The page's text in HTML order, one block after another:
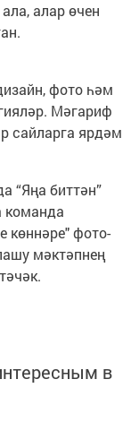
алар өчен
фото һәм
Мәгариф
сайларга ярдәм
“Яңа биттән”
команда
көннәре" фото-
мәктәпнең
в